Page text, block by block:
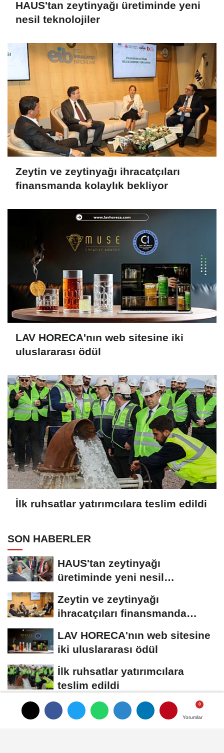
Yorumlar
Yorumlar
HAUS'tan zeytinyağı üretiminde yeni
nesil teknolojiler
Zeytin ve zeytinyağı ihracatçıları
finansmanda kolaylık bekliyor
LAV HORECA'nın web sitesine iki
uluslararası ödül
İlk ruhsatlar yatırımcılara teslim edildi
SON HABERLER
HAUS'tan zeytinyağı
üretiminde yeni nesil
Zeytin ve zeytinyağı
ihracatçıları finansmanda
LAV HORECA'nın web sitesine
iki uluslararası ödül
İlk ruhsatlar yatırımcılara
teslim edildi
TÜGİS, Gıda sanayisini
akademiyle buluşturuyor